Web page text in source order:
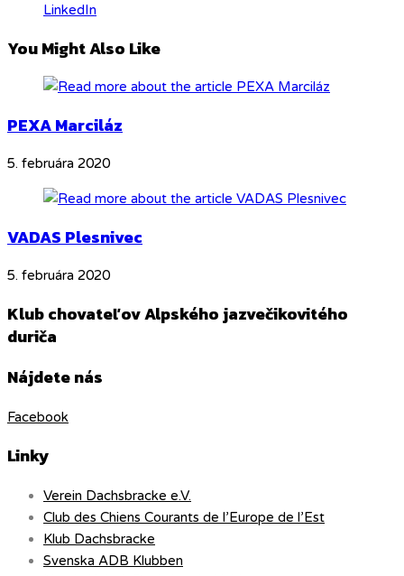
LinkedIn
You Might Also Like
PEXA Marciláz
5. februára 2020
VADAS Plesnivec
5. februára 2020
Klub chovateľov Alpského jazvečikovitého
duriča
Nájdete nás
Facebook
Linky
Verein Dachsbracke e.V.
Club des Chiens Courants de l’Europe de l’Est
Klub Dachsbracke
Svenska ADB Klubben